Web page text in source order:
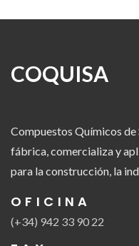
COQUISA
Compuestos Químicos de
fábrica, comercializa y
para la construcción, la
OFICINA
(+34) 942 33 90 22